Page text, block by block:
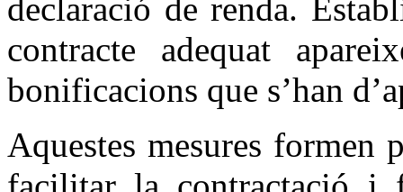
declaració de renda.
contracte adequat
bonificacions que s’han
Aquestes mesures formen